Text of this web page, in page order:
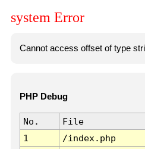
system Error
Cannot access offset of type
PHP Debug
No. File
1
/index.php